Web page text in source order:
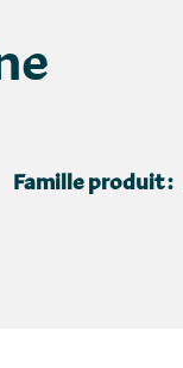
Famille produit :